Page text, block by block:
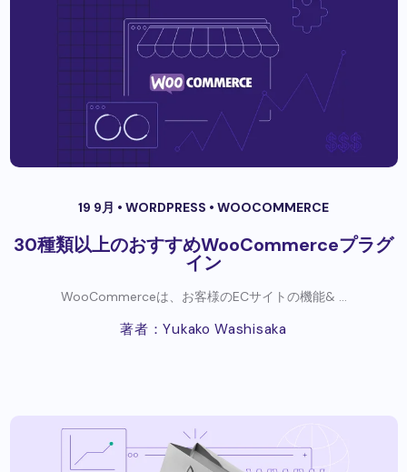
19 9月 • WORDPRESS • WOOCOMMERCE
30種類以上のおすすめWooCommerceプラグ
イン
WooCommerceは、お客様のECサイトの機能& ...
著者：Yukako Washisaka